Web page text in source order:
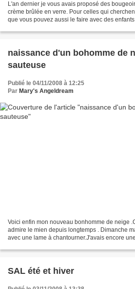
L'an dernier je vous avais proposé des
crème brûlée en verre. Pour celles qui
que vous pouvez aussi le faire avec des
naissance d'un bohomme de
sauteuse
Publié le 04/11/2008 à 12:25
Par Mary's Angeldream
Voici enfin mon nouveau bonhomme de neige
admire le mien depuis longtemps . Dimanche
avec une lame à chantourner.J'avais encore
SAL été et hiver